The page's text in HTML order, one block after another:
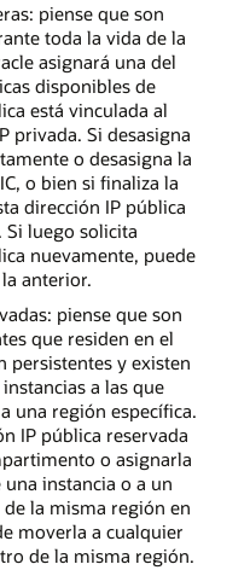
piense que son
toda la vida de la
asignará una del
disponibles de
está vinculada al
privada. Si desasigna
o desasigna la
o bien si finaliza la
dirección IP pública
luego solicita
nuevamente, puede
anterior.
piense que son
que residen en el
persistentes y existen
a las que
una región específica.
IP pública reservada
o asignarla
instancia o a un
la misma región en
moverla a cualquier
de la misma región.